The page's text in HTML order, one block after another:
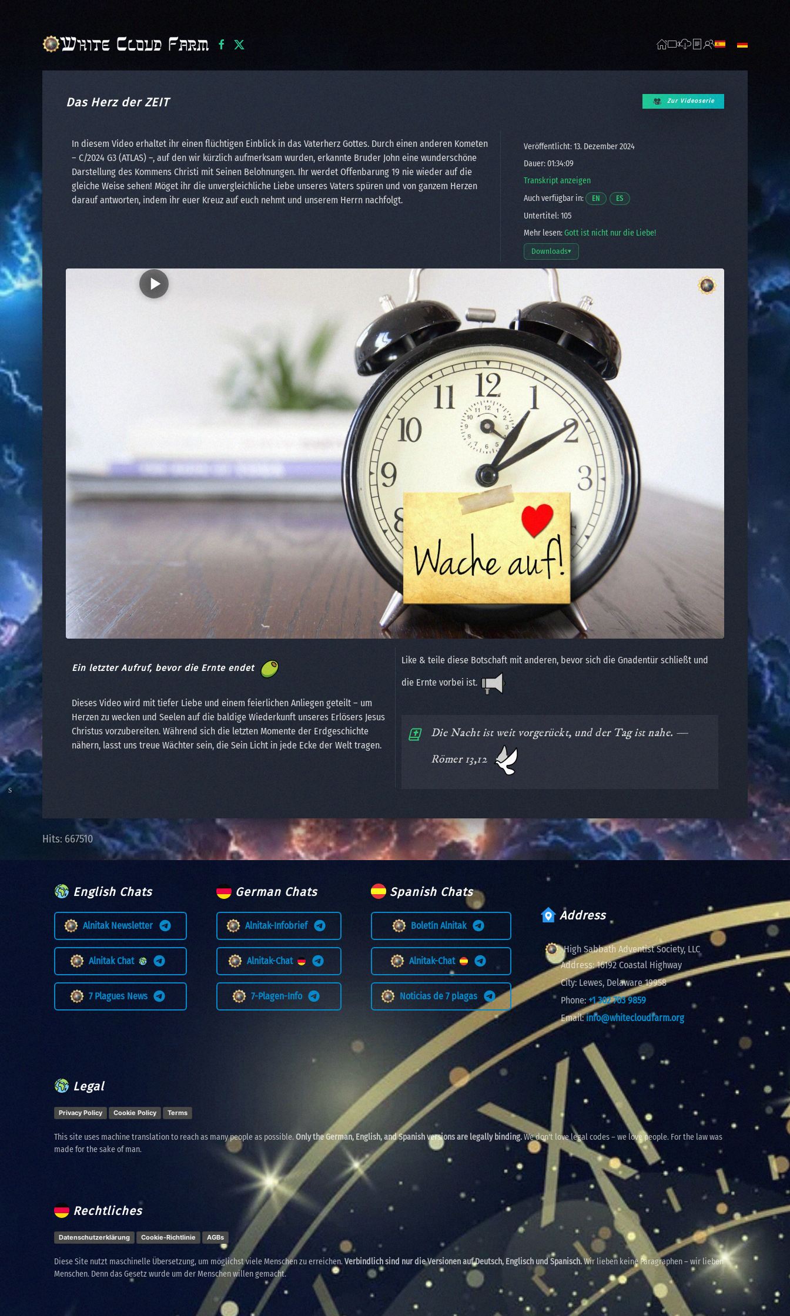
Das Herz der ZEIT Zur Videoserie
In diesem Video erhaltet ihr einen flüchtigen Einblick in das Vaterherz Gottes. Durch einen anderen Kometen
– C/2024 G3 (ATLAS) –, auf den wir kürzlich aufmerksam wurden, erkannte Bruder John eine wunderschöne
Darstellung des Kommens Christi mit Seinen Belohnungen. Ihr werdet Offenbarung 19 nie wieder auf die
gleiche Weise sehen! Möget ihr die unvergleichliche Liebe unseres Vaters spüren und von ganzem Herzen
darauf antworten, indem ihr euer Kreuz auf euch nehmt und unserem Herrn nachfolgt.
Veröffentlicht: 13. Dezember 2024
Dauer: 01:34:09
Transkript anzeigen
Auch verfügbar in:
ENOpens a video in a new window.
ESOpens a video in a new window.
Untertitel: 105
Mehr lesen:Gott ist nicht nur die Liebe!
Downloads▾
Download-Optionen öffnen
Ein letzter Aufruf, bevor die Ernte endet
Dieses Video wird mit tiefer Liebe und einem feierlichen Anliegen geteilt – um
Herzen zu wecken und Seelen auf die baldige Wiederkunft unseres Erlösers Jesus
Christus vorzubereiten. Während sich die letzten Momente der Erdgeschichte
nähern, lasst uns treue Wächter sein, die Sein Licht in jede Ecke der Welt tragen.
Like & teile diese Botschaft mit anderen, bevor sich die Gnadentür schließt und
die Ernte vorbei ist.
Die Nacht ist weit vorgerückt, und der Tag ist nahe. —
Römer 13,12
Hits: 667510
English Chats
Alnitak Newsletter
Alnitak Chat
7 Plagues News
German Chats
Alnitak-Infobrief
Alnitak-Chat
7-Plagen-Info
Spanish Chats
Boletín Alnitak
Alnitak-Chat
Noticias de 7 plagas
Address
High Sabbath Adventist Society, LLC
Address:16192 Coastal Highway
City: Lewes, Delaware 19958
Phone: +1 302 703 9859
Email:info@whitecloudfarm.org
Legal
Privacy Policy Cookie Policy Terms
This site uses machine translation to reach as many people as possible.Only the German, English, and Spanish versions are legally binding.We don't love legal codes – we love people. For the law was
made for the sake of man.
Rechtliches
Datenschutzerklärung Cookie-Richtlinie AGBs
Diese Site nutzt maschinelle Übersetzung, um möglichst viele Menschen zu erreichen.Verbindlich sind nur die Versionen auf Deutsch, Englisch und Spanisch.Wir lieben keine Paragraphen – wir lieben
Menschen. Denn das Gesetz wurde um der Menschen willen gemacht.